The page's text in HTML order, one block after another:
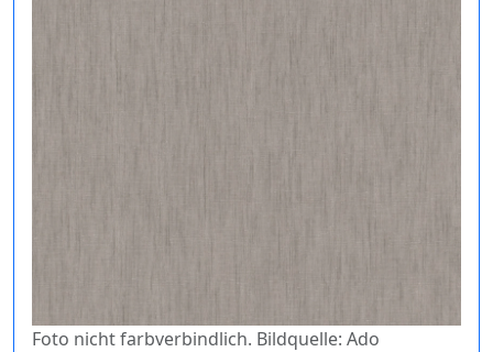
Foto nicht farbverbindlich. Bildquelle: Ado